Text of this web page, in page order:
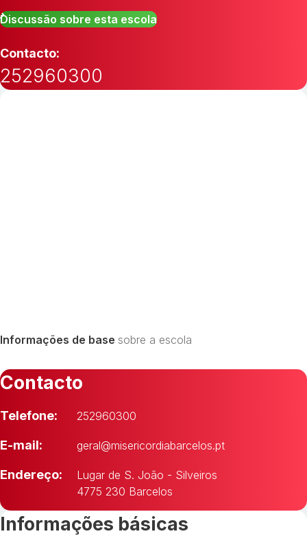
Discussão sobre esta escola
Contacto:
252960300
Informações de base sobre a escola
Contacto
Telefone: 252960300
E-mail: geral@misericordiabarcelos.pt
Endereço:
Lugar de S. João - Silveiros
4775 230 Barcelos
Informações básicas